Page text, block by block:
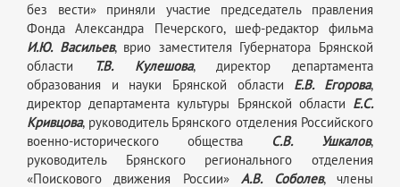
без вести» приняли участие председатель правления
Фонда Александра Печерского, шеф-редактор фильма
И.Ю. Васильев, врио заместителя Губернатора Брянской
области Т.В. Кулешова, директор департамента
образования и науки Брянской области Е.В. Егорова,
директор департамента культуры Брянской области Е.С.
Кривцова, руководитель Брянского отделения Российского
военно-исторического общества
С.В. Ушкалов,
руководитель Брянского регионального отделения
«Поискового движения России»А.В. Соболев, члены